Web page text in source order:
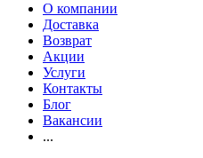
О компании
Доставка
Возврат
Акции
Услуги
Контакты
Блог
Вакансии
...